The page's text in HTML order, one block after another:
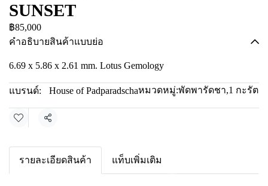
SUNSET
฿85,000
คำอธิบายสินค้าแบบย่อ
6.69 x 5.86 x 2.61 mm. Lotus Gemology
แบรนด์: House of Padparadschaหมวดหมู่:พัดพารัดชา,1 กะรัต
แชร์
รายละเอียดสินค้า แท็บเพิ่มเติม